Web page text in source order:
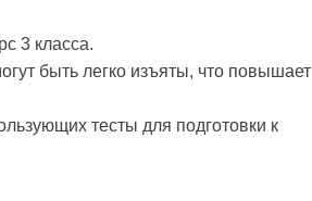
3 класса.
быть легко изъяты, что повышает
тесты для подготовки к